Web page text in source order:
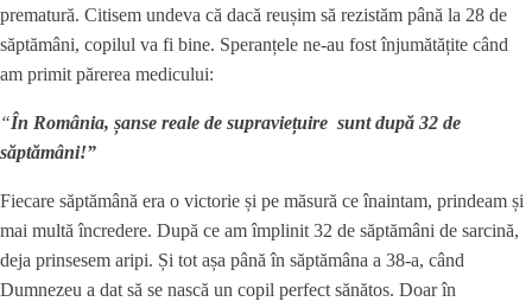
prematură. Citisem undeva că dacă reușim să rezistăm până la 28 de
săptămâni, copilul va fi bine. Speranțele ne-au fost înjumătățite când
am primit părerea medicului:
“În România, șanse reale de supraviețuire sunt după 32 de
săptămâni!”
Fiecare săptămână era o victorie și pe măsură ce înaintam, prindeam și
mai multă încredere. După ce am împlinit 32 de săptămâni de sarcină,
deja prinsesem aripi. Și tot așa până în săptămâna a 38-a, când
Dumnezeu a dat să se nască un copil perfect sănătos. Doar în